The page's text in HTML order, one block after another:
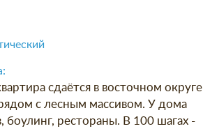
сдаётся в восточном округе
с лесным массивом. У дома
боулинг, рестораны. В 100 шагах -